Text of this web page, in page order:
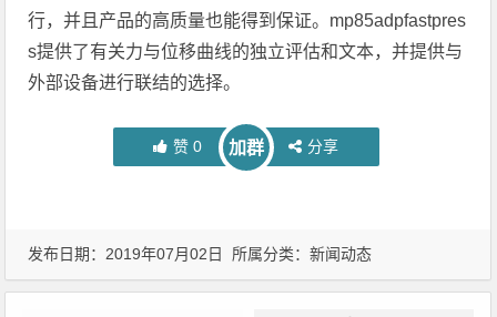
行，并且产品的高质量也能得到保证。mp85adpfastpres
s提供了有关力与位移曲线的独立评估和文本，并提供与
外部设备进行联结的选择。
赞 0 加群 分享
发布日期：2019年07月02日 所属分类：新闻动态